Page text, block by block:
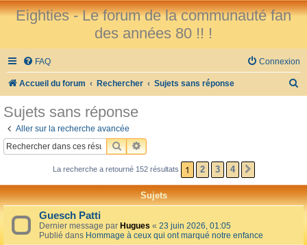
Eighties - Le forum de la communauté fan
des années 80 !! !
FAQ Connexion
Accueil du forum Rechercher Sujets sans réponse
h
r
Sujets sans réponse
Aller sur la recherche avancée
RECHERCHER
RECHERCHE AVANCÉE
La recherche a retourné 152 résultats 1 2 3 4
Sujets
Guesch Patti
Dernier message par Hugues « 23 juin 2026, 01:05
Publié dans Hommage à ceux qui ont marqué notre enfance